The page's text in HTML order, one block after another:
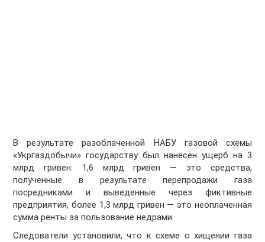
В результате разоблаченной НАБУ газовой схемы
«Укргаздобычи» государству был нанесен ущерб на 3
млрд гривен: 1,6 млрд гривен — это средства,
полученные в результате перепродажи газа
посредниками и выведенные через фиктивные
предприятия, более 1,3 млрд гривен — это неоплаченная
сумма ренты за пользование недрами.
Следователи установили, что к схеме о хищении газа